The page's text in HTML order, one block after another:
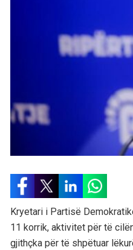
Kryetari i Partisë
11 korrik, aktivitet për të
gjithçka për të shpëtuar